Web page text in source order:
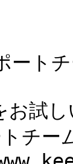
ト
お試
チー